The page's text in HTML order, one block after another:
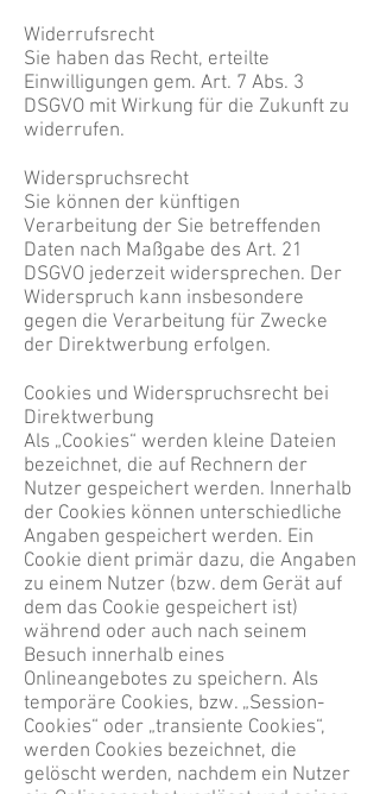
Widerrufsrecht
Sie haben das Recht, erteilte
Einwilligungen gem. Art. 7 Abs. 3
DSGVO mit Wirkung für die Zukunft zu
widerrufen.
Widerspruchsrecht
Sie können der künftigen
Verarbeitung der Sie betreffenden
Daten nach Maßgabe des Art. 21
DSGVO jederzeit widersprechen. Der
Widerspruch kann insbesondere
gegen die Verarbeitung für Zwecke
der Direktwerbung erfolgen.
Cookies und Widerspruchsrecht bei
Direktwerbung
Als „Cookies“ werden kleine Dateien
bezeichnet, die auf Rechnern der
Nutzer gespeichert werden. Innerhalb
der Cookies können unterschiedliche
Angaben gespeichert werden. Ein
Cookie dient primär dazu, die Angaben
zu einem Nutzer (bzw. dem Gerät auf
dem das Cookie gespeichert ist)
während oder auch nach seinem
Besuch innerhalb eines
Onlineangebotes zu speichern. Als
temporäre Cookies, bzw. „Session-
Cookies“ oder „transiente Cookies“,
werden Cookies bezeichnet, die
gelöscht werden, nachdem ein Nutzer